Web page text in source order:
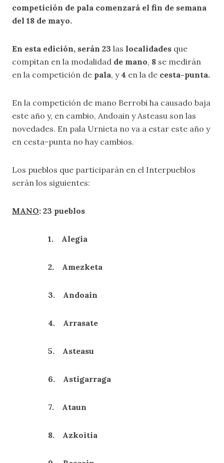
competición de pala comenzará el fin de semana
del 18 de mayo.
En esta edición, serán 23 las localidades que
compitan en la modalidad de mano, 8 se medirán
en la competición de pala, y 4 en la de cesta-punta.
En la competición de mano Berrobi ha causado baja
este año y, en cambio, Andoain y Asteasu son las
novedades. En pala Urnieta no va a estar este año y
en cesta-punta no hay cambios.
Los pueblos que participarán en el Interpueblos
serán los siguientes:
MANO: 23 pueblos
1. Alegia
2. Amezketa
3. Andoain
4. Arrasate
5. Asteasu
6. Astigarraga
7. Ataun
8. Azkoitia